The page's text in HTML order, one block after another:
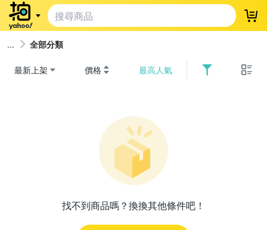
登
全部分類
最新上架 價格 最高人氣
找不到商品嗎？換換其他條件吧！